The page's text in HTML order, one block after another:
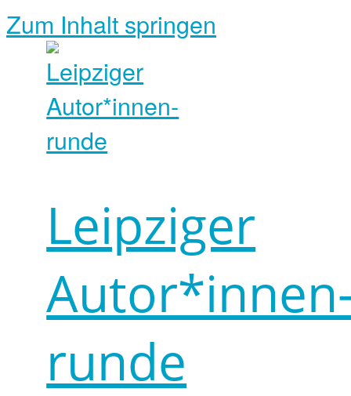
Zum Inhalt springen
Leipziger
runde